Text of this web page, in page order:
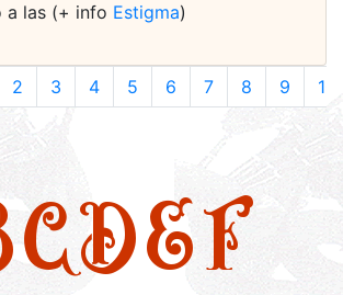
a las (+ info Estigma)
2 3 4 5 6 7 8 9 10
CDEF